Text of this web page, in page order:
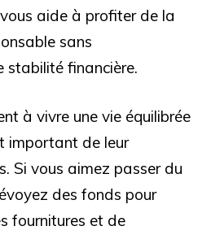
aide à profiter de la
sans
stabilité financière.
à vivre une vie équilibrée
important de leur
Si vous aimez passer du
des fonds pour
fournitures et de